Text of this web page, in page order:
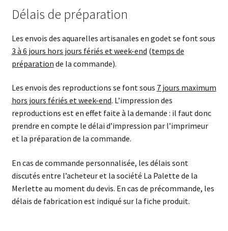
Délais de préparation
Les envois des aquarelles artisanales en godet se font sous
3 à 6 jours hors jours fériés et week-end (temps de
préparation de la commande).
Les envois des reproductions se font sous 7 jours maximum
hors jours fériés et week-end. L’impression des
reproductions est en effet faite à la demande : il faut donc
prendre en compte le délai d’impression par l’imprimeur
et la préparation de la commande.
En cas de commande personnalisée, les délais sont
discutés entre l’acheteur et la société La Palette de la
Merlette au moment du devis. En cas de précommande, les
délais de fabrication est indiqué sur la fiche produit.